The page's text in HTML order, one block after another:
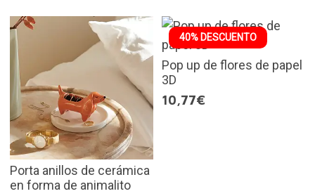
Porta anillos de cerámica
en forma de animalito
40% DESCUENTO
Pop up de flores de papel
3D
10,77€